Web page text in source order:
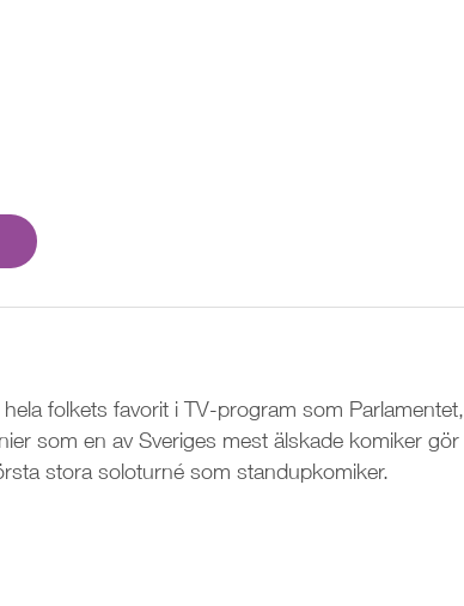
folkets favorit i TV-program som Parlamentet,
som en av Sveriges mest älskade komiker gör
stora soloturné som standupkomiker.